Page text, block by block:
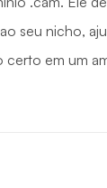
seu nicho,
certo em um